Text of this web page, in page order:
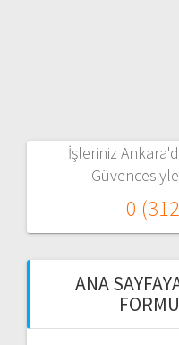
İşleriniz
0
ANA